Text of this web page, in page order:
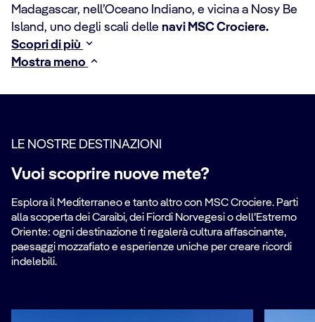
Madagascar, nell’Oceano Indiano, e vicina a Nosy Be
Island, uno degli scali delle navi MSC Crociere.
Scopri di più
Mostra meno
LE NOSTRE DESTINAZIONI
Vuoi scoprire nuove mete?
Esplora il Mediterraneo e tanto altro con MSC Crociere. Parti
alla scoperta dei Caraibi, dei Fiordi Norvegesi o dell’Estremo
Oriente: ogni destinazione ti regalerà cultura affascinante,
paesaggi mozzafiato e esperienze uniche per creare ricordi
indelebili.